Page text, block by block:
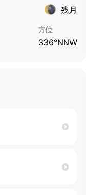
残月
方位
336°NNW